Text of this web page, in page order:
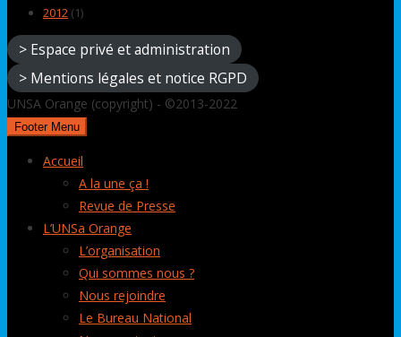
2012 (1)
> Espace privé et administration
> Mentions légales et notice RGPD
UNSA Orange (copyright) - ©2013-2022
Footer Menu
Accueil
A la une ça !
Revue de Presse
L’UNSa Orange
L’organisation
Qui sommes nous ?
Nous rejoindre
Le Bureau National